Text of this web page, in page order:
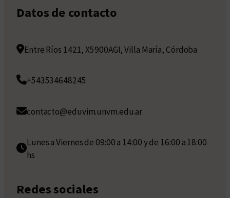
Datos de contacto
Entre Ríos 1421, X5900AGI, Villa María, Córdoba
+543534648245
contacto@eduvim.unvm.edu.ar
Lunes a Viernes de 09:00 a 14:00 y de 16:00 a 18:00
hs
Redes sociales